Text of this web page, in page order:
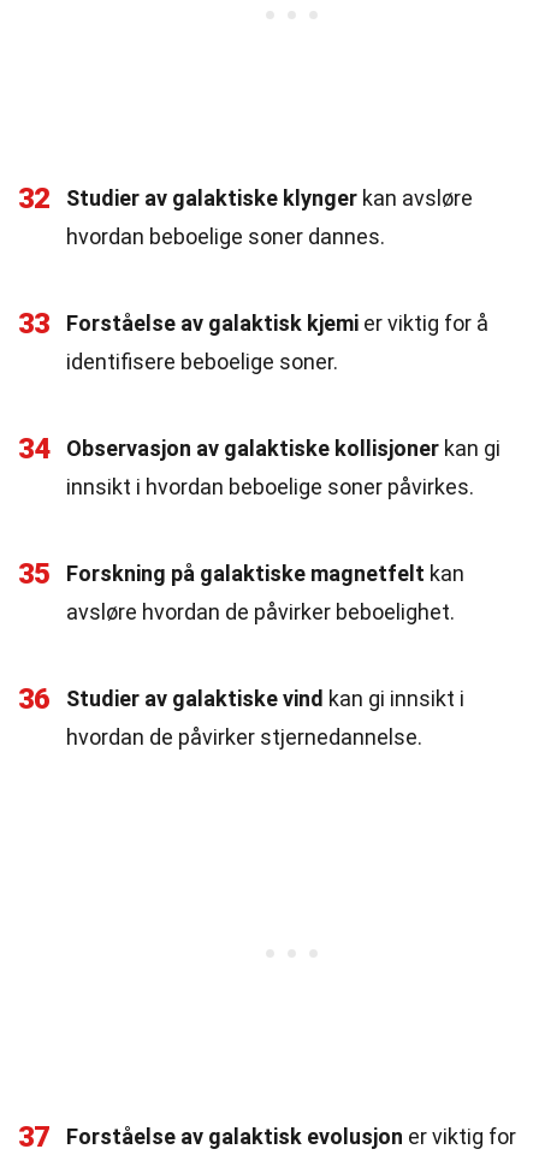
32 Studier av galaktiske klynger kan avsløre
hvordan beboelige soner dannes.
33 Forståelse av galaktisk kjemi er viktig for å
identifisere beboelige soner.
34 Observasjon av galaktiske kollisjoner kan gi
innsikt i hvordan beboelige soner påvirkes.
35 Forskning på galaktiske magnetfelt kan
avsløre hvordan de påvirker beboelighet.
36 Studier av galaktiske vind kan gi innsikt i
hvordan de påvirker stjernedannelse.
37 Forståelse av galaktisk evolusjon er viktig for